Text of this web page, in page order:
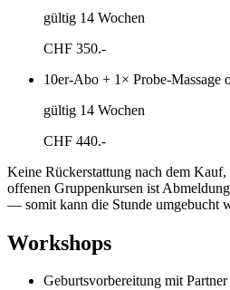
gültig 14 Wochen
CHF 350.-
10er-Abo + 1× Probe-Massage
gültig 14 Wochen
CHF 440.-
Keine Rückerstattung nach dem
offenen Gruppenkursen ist
— somit kann die Stunde umgebucht
Workshops
Geburtsvorbereitung mit